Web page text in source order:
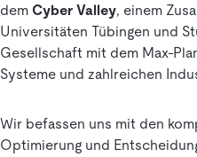
dem Cyber Valley, einem
Universitäten Tübingen und
Gesellschaft mit dem Max-
Systeme und zahlreichen
Wir befassen uns mit den
Optimierung und